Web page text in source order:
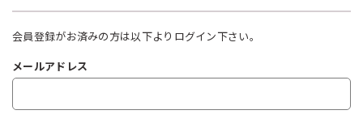
会員登録がお済みの方は以下よりログイン下さい。
メールアドレス